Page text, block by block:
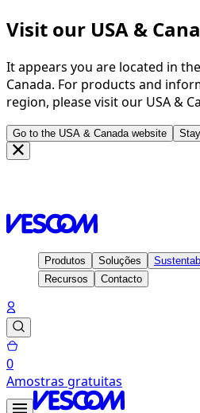
Visit our USA &
It appears you are located in
Canada. For products and
region, please visit our USA &
Go to the USA & Canada website
Página principal
Produtos Soluções
Recursos
Contacto
0
Amostras gratuitas